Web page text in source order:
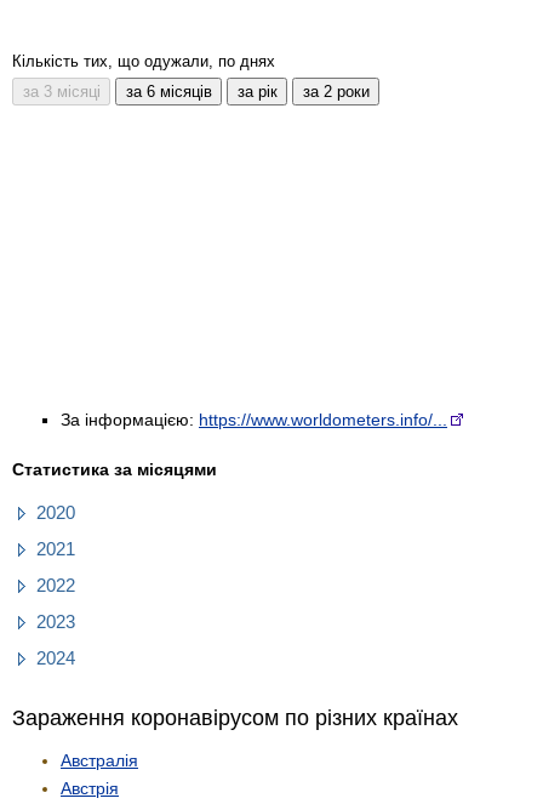
Кількість тих, що одужали, по днях
За інформацією: https://www.worldometers.info/...
Статистика за місяцями
2020
2021
2022
2023
2024
Зараження коронавірусом по різних країнах
Австралія
Австрія